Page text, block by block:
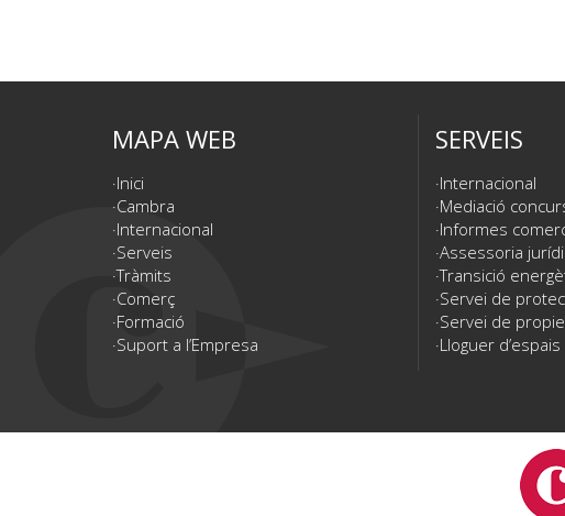
MAPA WEB
Inici
Cambra
Internacional
Serveis
Tràmits
Comerç
Formació
Suport a l’Empresa
SERVEIS
Internacional
Mediació
Informes
Assessoria
Transició
Servei de
Servei de
Lloguer d’espais